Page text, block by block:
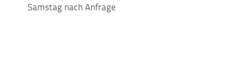
Samstag nach Anfrage